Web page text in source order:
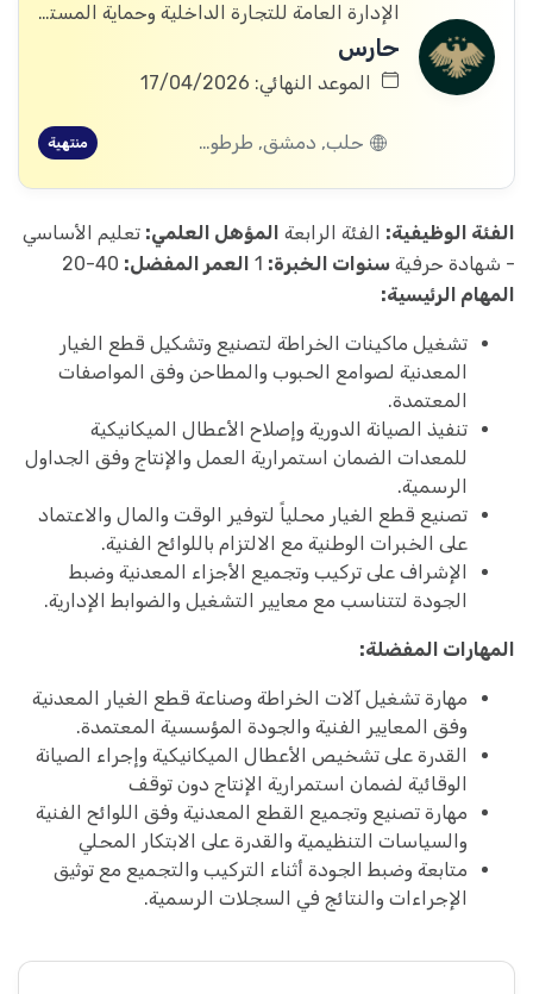
الإدارة العامة للتجارة الداخلية وحماية المستهلك
حارس
الموعد النهائي: 17/04/2026
حلب, دمشق, طرطوس, ريف دمشق, ديرالزور, القنيطرة, اللاذقية, الرقة, الحسكة, حماة منتهية
الفئة الوظيفية: الفئة الرابعة المؤهل العلمي: تعليم الأساسي
- شهادة حرفية سنوات الخبرة: العمر المفضل:
المهام الرئيسية:
تشغيل ماكينات الخراطة لتصنيع وتشكيل قطع الغيار
المعدنية لصوامع الحبوب والمطاحن وفق المواصفات
المعتمدة.
تنفيذ الصيانة الدورية وإصلاح الأعطال الميكانيكية
للمعدات الضمان استمرارية العمل والإنتاج وفق الجداول
الرسمية.
تصنيع قطع الغيار محلياً لتوفير الوقت والمال والاعتماد
على الخبرات الوطنية مع الالتزام باللوائح الفنية.
الإشراف على تركيب وتجميع الأجزاء المعدنية وضبط
الجودة لتتناسب مع معايير التشغيل والضوابط الإدارية.
المهارات المفضلة:
مهارة تشغيل آلات الخراطة وصناعة قطع الغيار المعدنية
وفق المعايير الفنية والجودة المؤسسية المعتمدة.
القدرة على تشخيص الأعطال الميكانيكية وإجراء الصيانة
الوقائية لضمان استمرارية الإنتاج دون توقف
مهارة تصنيع وتجميع القطع المعدنية وفق اللوائح الفنية
والسياسات التنظيمية والقدرة على الابتكار المحلي
متابعة وضبط الجودة أثناء التركيب والتجميع مع توثيق
الإجراءات والنتائج في السجلات الرسمية.